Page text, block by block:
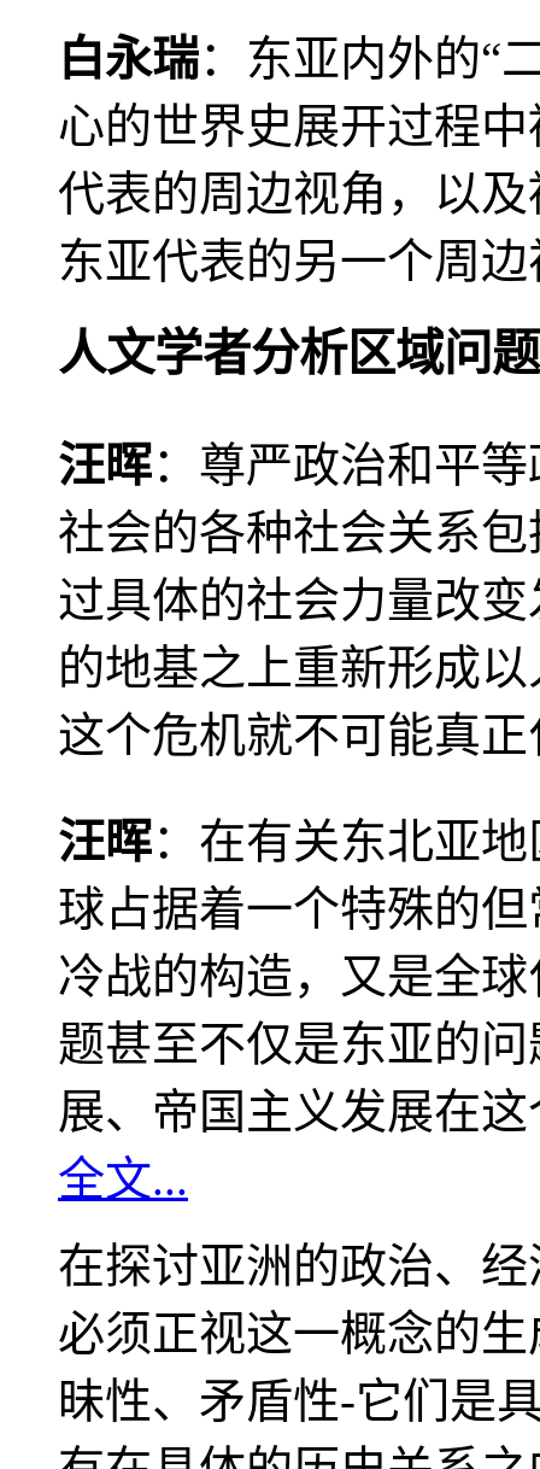
白永瑞：东亚内外的“
心的世界史展开过程
代表的周边视角，以
东亚代表的另一个周
人文学者分析区域问题
汪晖：尊严政治和平
社会的各种社会关系
过具体的社会力量改
的地基之上重新形成
这个危机就不可能真
汪晖：在有关东北亚
球占据着一个特殊的
冷战的构造，又是全
题甚至不仅是东亚的
展、帝国主义发展在
全文...
在探讨亚洲的政治、
必须正视这一概念的
昧性、矛盾性-它们是